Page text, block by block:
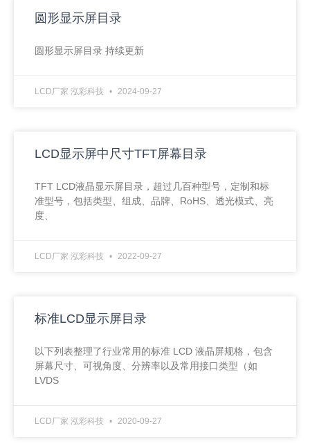
圆形显示屏目录
圆形显示屏目录 持续更新
LCD厂家 泓彩科技 2024-09-27
LCD显示屏中尺寸TFT屏幕目录
TFT LCD液晶显示屏目录，超过几百种型号，定制和标
准型号，包括类型、组成、品牌、RoHS、透光模式、亮
度、
LCD厂家 泓彩科技 2022-09-27
标准LCD显示屏目录
以下列表整理了行业常用的标准 LCD 液晶屏规格，包含
屏幕尺寸、可视角度、分辨率以及常用接口类型（如
LVDS
LCD厂家 泓彩科技 2020-09-27